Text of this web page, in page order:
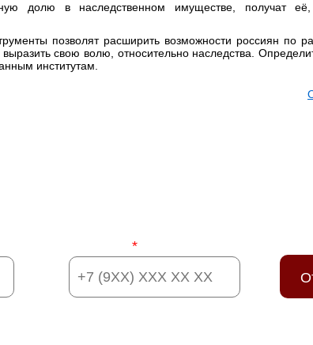
долю в наследственном имуществе, получат её,
позволят расширить возможности россиян по
свою волю, относительно наследства.
институтам.
Телефон:*